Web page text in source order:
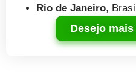
Rio de Janeiro, Brasil
Desejo